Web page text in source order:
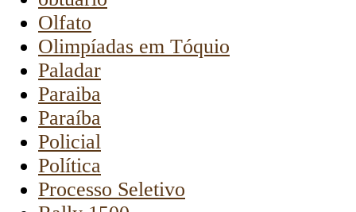
Olfato
Olimpíadas em Tóquio
Paladar
Paraiba
Paraíba
Policial
Política
Processo Seletivo